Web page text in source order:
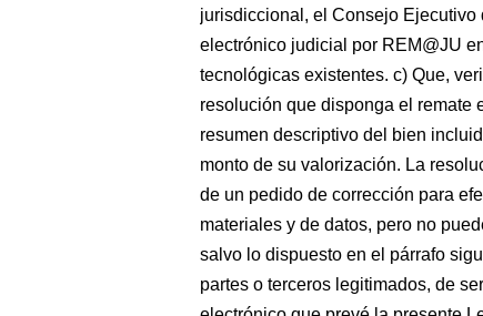
jurisdiccional, el Consejo
electrónico judicial por REM@JU
tecnológicas existentes. c) Que,
resolución que disponga el remate
resumen descriptivo del bien
monto de su valorización. La
de un pedido de corrección para
materiales y de datos, pero no
salvo lo dispuesto en el párrafo
partes o terceros legitimados, de